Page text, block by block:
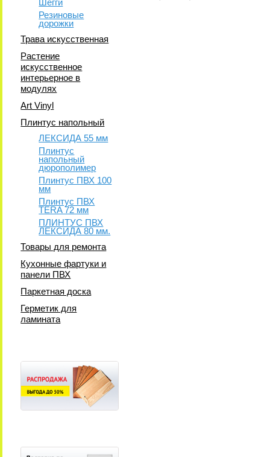
Шегги
Резиновые
дорожки
Трава искусственная
Растение
искусственное
интерьерное в
модулях
Art Vinyl
Плинтус напольный
ЛЕКСИДА 55 мм
Плинтус
напольный
дюрополимер
Плинтус ПВХ 100
мм
Плинтус ПВХ
TERA 72 мм
ПЛИНТУС ПВХ
ЛЕКСИДА 80 мм.
Товары для ремонта
Кухонные фартуки и
панели ПВХ
Паркетная доска
Герметик для
ламината